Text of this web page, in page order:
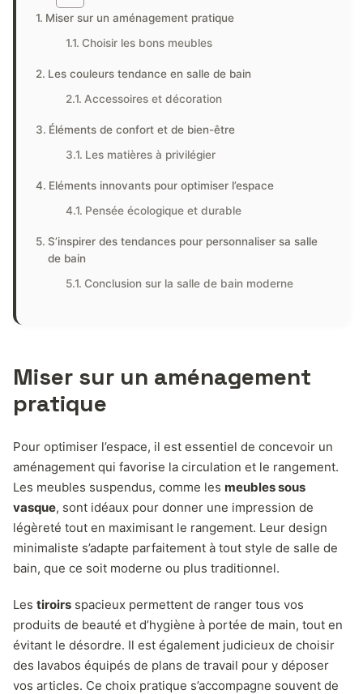
Miser sur un aménagement pratique
Choisir les bons meubles
Les couleurs tendance en salle de bain
Accessoires et décoration
Éléments de confort et de bien-être
Les matières à privilégier
Eléments innovants pour optimiser l’espace
Pensée écologique et durable
S’inspirer des tendances pour personnaliser sa salle
de bain
Conclusion sur la salle de bain moderne
Miser sur un aménagement
pratique
Pour optimiser l’espace, il est essentiel de concevoir un
aménagement qui favorise la circulation et le rangement.
Les meubles suspendus, comme les meubles sous
vasque, sont idéaux pour donner une impression de
légèreté tout en maximisant le rangement. Leur design
minimaliste s’adapte parfaitement à tout style de salle de
bain, que ce soit moderne ou plus traditionnel.
Les tiroirs spacieux permettent de ranger tous vos
produits de beauté et d’hygiène à portée de main, tout en
évitant le désordre. Il est également judicieux de choisir
des lavabos équipés de plans de travail pour y déposer
vos articles. Ce choix pratique s’accompagne souvent de